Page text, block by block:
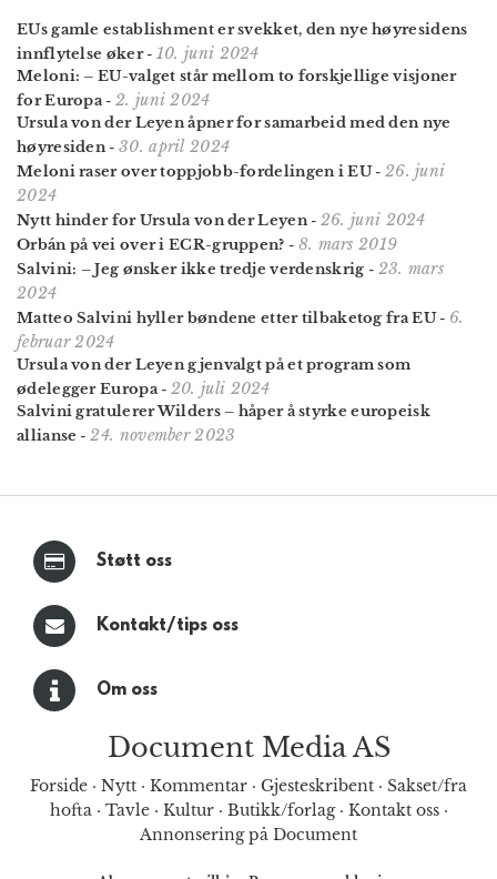
EUs gamle establishment er svekket, den nye høyre­sidens
innflytelse øker- 10. juni 2024
Meloni: – EU-valget står mellom to forskjellige visjoner
for Europa - 2. juni 2024
Ursula von der Leyen åpner for samarbeid med den nye
høyresiden- 30. april 2024
Meloni raser over toppjobb-fordelingen i EU - 26. juni
2024
Nytt hinder for Ursula von der Leyen- 26. juni 2024
Orbán på vei over i ECR-gruppen? - 8. mars 2019
Salvini: – Jeg ønsker ikke tredje verdenskrig - 23. mars
2024
Matteo Salvini hyller bøndene etter tilbaketog fra EU - 6.
februar 2024
Ursula von der Leyen gjenvalgt på et program som
ødelegger Europa- 20. juli 2024
Salvini gratulerer Wilders – håper å styrke europeisk
allianse -24. november 2023
Støtt oss
Kontakt/tips oss
Om oss
Document Media AS
Forside · Nytt · Kommentar · Gjesteskribent · Sakset/fra
hofta· Tavle· Kultur· Butikk/forlag· Kontakt oss·
Annonsering på Document